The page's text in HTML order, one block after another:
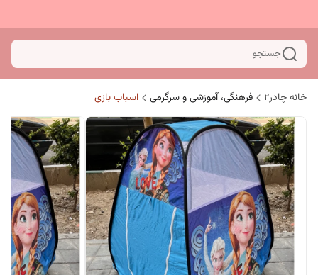
جستجو
خانه چادر۲ فرهنگی، آموزشی و سرگرمی اسباب بازی